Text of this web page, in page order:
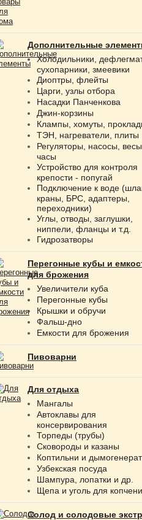
Дополнительные
Холодильники,
сухопарники, змеевики
Диоптры, флейты
Царги, узлы отбора
Насадки Панченкова
Джин-корзины
Клампы, хомуты,
ТЭН, нагреватели, плиты
Регуляторы, насосы, весы,
часы
Устройство для контроля
крепости - попугай
Подключение к воде
краны, БРС, адаптеры,
переходники)
Углы, отводы, заглушки,
ниппели, фланцы и т.д.
Гидрозатворы
Перегонные кубы и
для брожения
Увеличители куба
Перегонные кубы
Крышки и обручи
Фальш-дно
Емкости для брожения
Пивоварни
Для отдыха
Мангалы
Автоклавы для
консервирования
Торпеды (трубы)
Сковороды и казаны
Коптильни и
Узбекская посуда
Шампура, лопатки и др.
Щепа и уголь для
Солод и солодовые